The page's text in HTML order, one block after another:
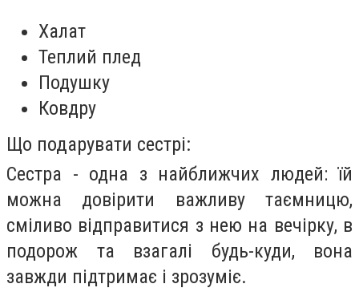
Халат
Теплий плед
Подушку
Ковдру
Що подарувати сестрі:
Сестра - одна з найближчих людей: їй
можна довірити важливу таємницю,
сміливо відправитися з нею на вечірку, в
подорож та взагалі будь-куди, вона
завжди підтримає і зрозуміє.